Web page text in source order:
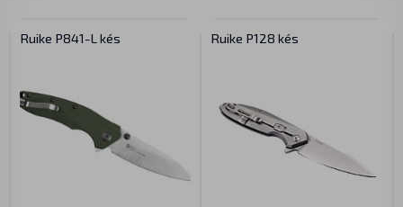
Ruike P841-L kés Ruike P128 kés